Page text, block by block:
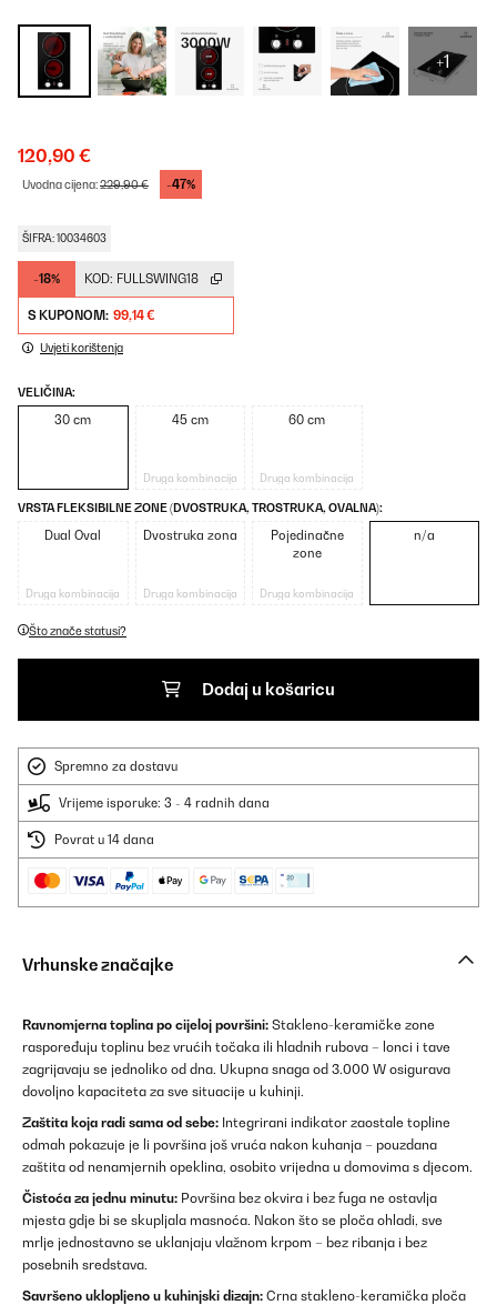
+1
120,90 €
Uvodna cijena:229,90 € -47%
ŠIFRA: 10034603
-18% KOD: FULLSWING18
S KUPONOM: 99,14 €
Uvjeti korištenja
VELIČINA:
30 cm 45 cm
Druga kombinacija
60 cm
Druga kombinacija
VRSTA FLEKSIBILNE ZONE (DVOSTRUKA, TROSTRUKA, OVALNA):
Dual Oval
Druga kombinacija
Dvostruka zona
Druga kombinacija
Pojedinačne
zone
Druga kombinacija
n/a
Što znače statusi?
Dodaj u košaricu
Spremno za dostavu
Vrijeme isporuke: 3 - 4 radnih dana
Povrat u 14 dana
Vrhunske značajke
Ravnomjerna toplina po cijeloj površini: Stakleno-keramičke zone
raspoređuju toplinu bez vrućih točaka ili hladnih rubova – lonci i tave
zagrijavaju se jednoliko od dna. Ukupna snaga od 3.000 W osigurava
dovoljno kapaciteta za sve situacije u kuhinji.
Zaštita koja radi sama od sebe: Integrirani indikator zaostale topline
odmah pokazuje je li površina još vruća nakon kuhanja – pouzdana
zaštita od nenamjernih opeklina, osobito vrijedna u domovima s djecom.
Čistoća za jednu minutu: Površina bez okvira i bez fuga ne ostavlja
mjesta gdje bi se skupljala masnoća. Nakon što se ploča ohladi, sve
mrlje jednostavno se uklanjaju vlažnom krpom – bez ribanja i bez
posebnih sredstava.
Savršeno uklopljeno u kuhinjski dizajn: Crna stakleno-keramička ploča